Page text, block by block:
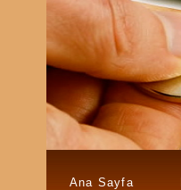
Ana Sayfa